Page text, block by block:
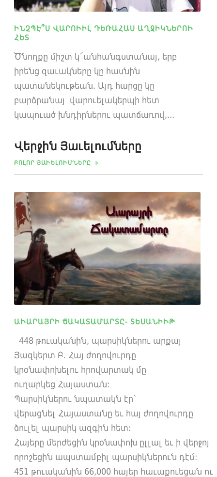
ԻՆՉՊԷ՞Ս ՎԱՐՈՒԻԼ ԴԵՌԱՀԱՍ ԱՂՋԻԿՆԵՐՈՒ
ՀԵՏ
Ծնողքը միշտ կ՛անհանգստանայ, երբ
իրենց զաւակները կը հասնին
պատանեկութեան. Այդ հարցը կը
բարձրանայ վարուելակերպի հետ
կապուած խնդիրներու պատճառով,...
Վերջին Յաւելումները
ԲՈԼՈՐ ՅԱՒԵԼՈՒՄՆԵՐԸ
ԱՒԱՐԱՅՐԻ ՃԱԿԱՏԱՄԱՐՏԸ- ՏԵՍԱՆԻՒԹ
448 թուականին, պարսիկներու արքայ
Յազկերտ Բ. Հայ ժողովուրդը
կրօնափոխելու հրովարտակ մը
ուղարկեց Հայաստան:
Պարսիկներու նպատակն էր՝
վերացնել Հայաստանը եւ հայ ժողովուրդը
ձուլել պարսիկ ազգին հետ:
Հայերը մերժեցին կրօնափոխ ըլլալ եւ ի վերջոյ
որոշեցին ապստամբիլ պարսիկներուն դէմ:
451 թուականին 66,000 հայեր հաւաքուեցան ու